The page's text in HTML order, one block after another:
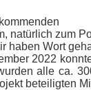
natürlich zum
haben Wort
2022
alle ca.
beteiligten